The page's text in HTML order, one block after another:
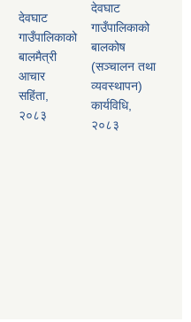
देवघाट
गाउँपालिकाको
बालमैत्री
आचार
सहिंता,
२०८३
देवघाट
गाउँपालिकाको
बालकोष
(सञ्चालन तथा
व्यवस्थापन)
कार्यविधि,
२०८३